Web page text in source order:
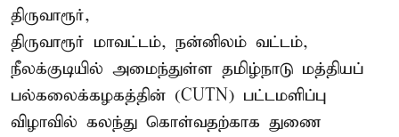
திருவாரூர்,
திருவாரூர் மாவட்டம், நன்னிலம் வட்டம்,
நீலக்குடியில் அமைந்துள்ள தமிழ்நாடு மத்தியப்
பல்கலைக்கழகத்தின் (CUTN) பட்டமளிப்பு
விழாவில் கலந்து கொள்வதற்காக துணை